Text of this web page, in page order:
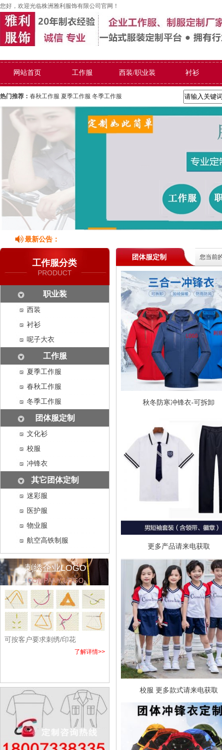
您好，欢迎光临株洲雅利服饰有限公司官网！
网站首页 工作服 西装/职业装 衬衫
热门推荐： 春秋工作服 夏季工作服 冬季工作服
最新公告：
工作服分类
PRODUCT
职业装
西装
衬衫
呢子大衣
工作服
夏季工作服
春秋工作服
冬季工作服
团体服定制
文化衫
校服
冲锋衣
其它团体定制
迷彩服
医护服
物业服
航空高铁制服
刺绣企业LOGO
COMPANY LOGO
可按客户要求刺绣/印花
了解详情>>
您当前
团体服定制
秋冬防寒冲锋衣-可拆卸
更多产品请来电获取
校服 更多款式请来电获取